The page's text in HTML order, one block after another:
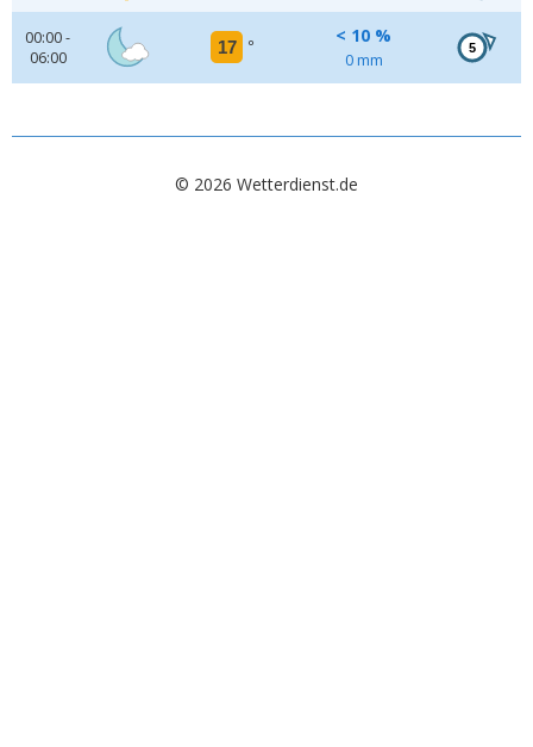
00:00 -
06:00
17 °
< 10 %
0 mm
5
© 2026 Wetterdienst.de